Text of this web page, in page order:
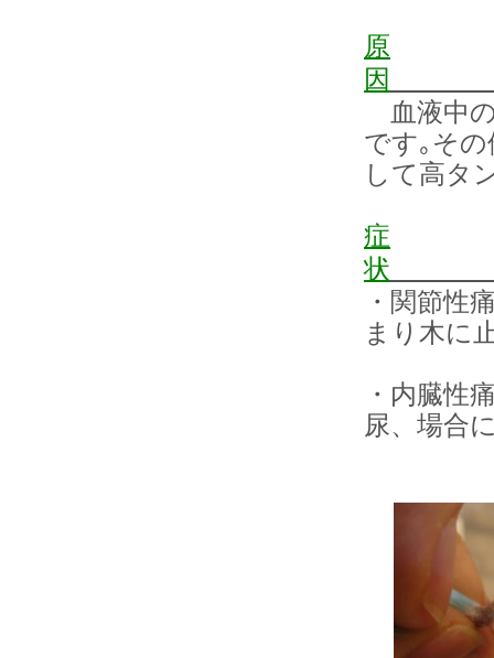
原
因
血液中
です｡そ
して高タ
症
状
・関節性
まり木に
・内臓性
尿、場合